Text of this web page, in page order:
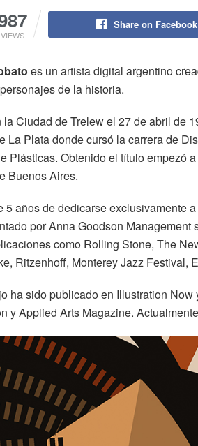
VIEWS
Share on Facebook
es un artista digital argentino
de la historia.
la Ciudad de Trelew el 27 de abril de
La Plata donde cursó la carrera de
Plásticas. Obtenido el título empezó
Buenos Aires.
5 años de dedicarse exclusivamente
por Anna Goodson
como Rolling Stone, The
Ritzenhoff, Monterey Jazz Festival,
ha sido publicado en Illustration
y Applied Arts Magazine.